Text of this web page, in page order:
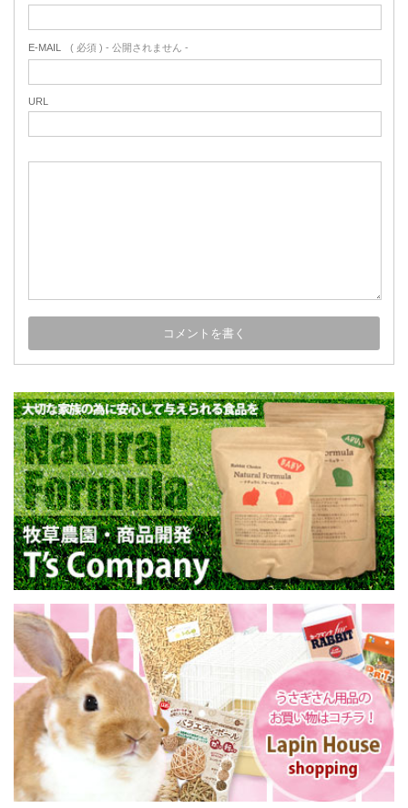
E-MAIL ( 必須 ) - 公開されません -
URL